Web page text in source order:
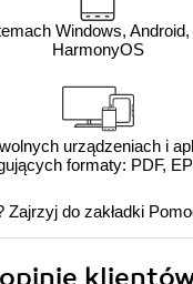
Windows, Android,
HarmonyOS
urządzeniach i
formaty: PDF,
Zajrzyj do zakładki